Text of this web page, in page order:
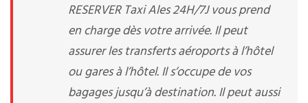
RESERVER Taxi Ales 24H/7J vous prend
en charge dès votre arrivée. Il peut
assurer les transferts aéroports à l’hôtel
ou gares à l’hôtel. Il s’occupe de vos
bagages jusqu’à destination. Il peut aussi